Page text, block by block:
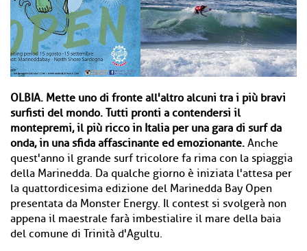
OLBIA. Mette uno di fronte all'altro alcuni tra i più bravi
surfisti del mondo. Tutti pronti a contendersi il
montepremi, il più ricco in Italia per una gara di surf da
onda, in una sfida affascinante ed emozionante. Anche
quest'anno il grande surf tricolore fa rima con la spiaggia
della Marinedda. Da qualche giorno è iniziata l'attesa per
la quattordicesima edizione del Marinedda Bay Open
presentata da Monster Energy. Il contest si svolgerà non
appena il maestrale farà imbestialire il mare della baia
del comune di Trinità d'Agultu.